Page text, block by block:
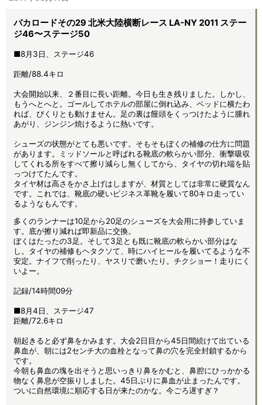
バカロードその29 北米大陸横断レース LA-NY 2011 ステー
ジ46〜ステージ50
■8月3日、ステージ46
距離/88.4キロ
大会開始以来、２番目に長い距離。今日も生き残りました。しかし、
もうへとへと。ゴールしてホテルの部屋に倒れ込み、ベッドに横たわ
れば、ぴくりとも動けません。足の裏は饅頭をくっつけたように腫れ
あがり、ジンジン焼けるように熱いです。
シューズの状態がとても悪いです。そもそもぼくの補修の仕方に問題
があります。ミッドソールと呼ばれる靴底の軟らかい部分、衝撃吸収
してくれる所をすべて擦り減らし無くしてから、タイヤの切れ端を貼
っつけてたんです。
タイヤ材は高さをかさ上げはしますが、材質としては非常に硬質なん
です。これでは、靴底の硬いビジネス革靴を履いて80キロ走ってい
るようなもんです。
多くのランナーは10足から20足のシューズを大会用に持参していま
す。底が擦り減れば即新品に交換。
ぼくはたったの3足。そして3足とも既に靴底の軟らかい部分はな
し。タイヤの補修もヘタクソて、時にハイヒールを履いてるような不
安定。ナイフで削ったり、ヤスリで磨いたり。チクショー！走りにく
いよー。
記録/14時間09分
■8月4日、ステージ47
距離/72.6キロ
朝起きると必ず鼻をかみます。大会2日目から45日間続けて出ている
鼻血が、朝には2センチ大の血栓となって鼻の穴を完全封鎖するから
です。
今朝も鼻血の塊を出そうと思いっきり鼻をかむと、鼻腔にひっかかる
物なく鼻息が空振りしました。45日ぶりに鼻血が止まったんです。
ついに自然環境に順応する日が来たのかな。今ごろ遅すぎ？